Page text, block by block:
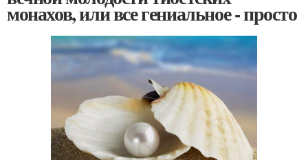
монахов, или все гениальное - просто